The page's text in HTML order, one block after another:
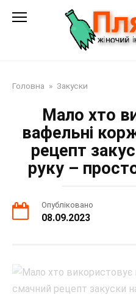
Головна » Закуски
Мало хто
вафельні
рецепт
руку –
Опубліковано
08.09.2023